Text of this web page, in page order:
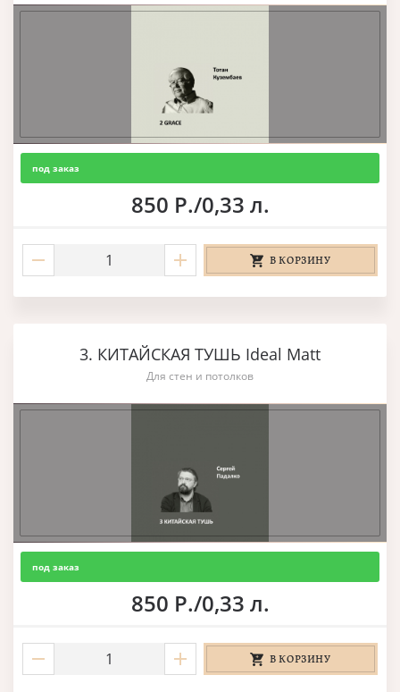
под заказ
850 Р./0,33 л.
В КОРЗИНУ
3. КИТАЙСКАЯ ТУШЬ Ideal Matt
Для стен и потолков
под заказ
850 Р./0,33 л.
В КОРЗИНУ